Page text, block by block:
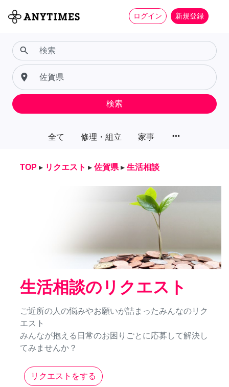
ログイン 新規登録
全て 修理・組立 家事 more_horiz
search
place
検索
TOP ▸ リクエスト ▸ 佐賀県 ▸ 生活相談
生活相談のリクエスト
ご近所の人の悩みやお願いが詰まったみんなのリク
エスト
みんなが抱える日常のお困りごとに応募して解決し
てみませんか？
リクエストをする